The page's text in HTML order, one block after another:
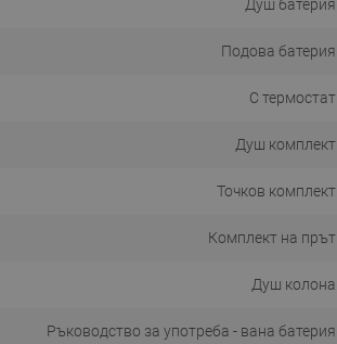
Душ батерия
Подова батерия
С термостат
Душ комплект
Точков комплект
Комплект на прът
Душ колона
Ръководство за употреба - вана батерия